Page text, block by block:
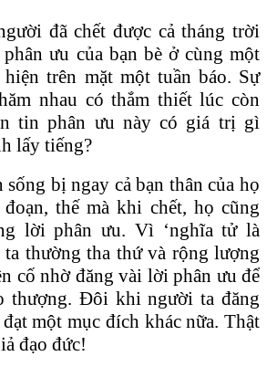
đã chết được cả tháng trời
ưu của bạn bè ở cùng một
trên mặt một tuần báo. Sự
nhau có thắm thiết lúc còn
tin phân ưu này có giá trị gì
lấy tiếng?
bị ngay cả bạn thân của họ
thế mà khi chết, họ cũng
lời phân ưu. Vì ‘nghĩa tử là
ta thường tha thứ và rộng lượng
cố nhờ đăng vài lời phân ưu để
thượng. Đôi khi người ta đăng
một mục đích khác nữa. Thật
đạo đức!